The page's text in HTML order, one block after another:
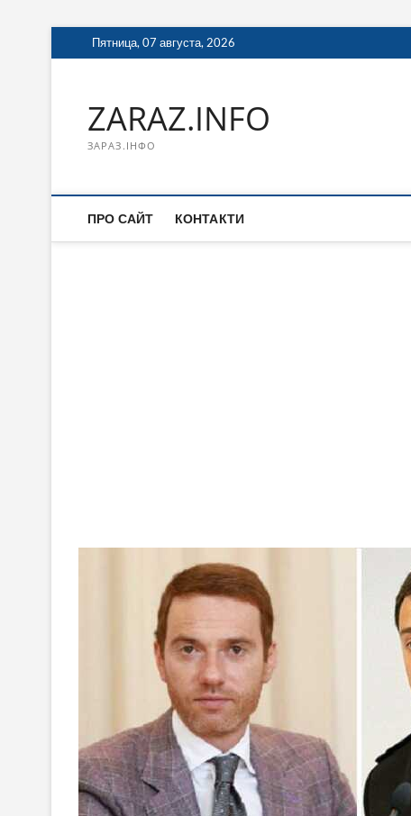
Перейти
к
Пятница, 07 августа, 2026
ZARAZ.INFO
ЗАРАЗ.ІНФО
ПРО САЙТ КОНТАКТИ